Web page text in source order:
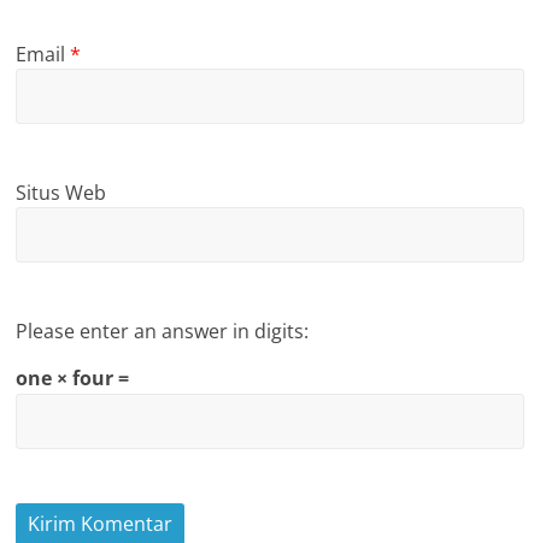
Email*
Situs Web
Please enter an answer in digits:
one × four =